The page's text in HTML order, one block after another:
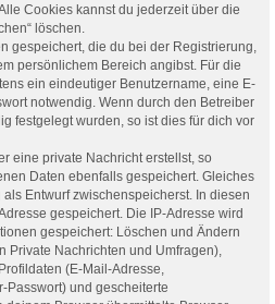
Cookies kannst du jederzeit über die
löschen.
gespeichert, die du bei der Registrierung,
persönlichem Bereich angibst. Für die
ein eindeutiger Benutzername, eine E-
notwendig. Wenn durch den Betreiber
festgelegt wurden, so ist dies für dich vor
eine private Nachricht erstellst, so
Daten ebenfalls gespeichert. Gleiches
Entwurf zwischenspeicherst. In diesen
gespeichert. Die IP-Adresse wird
gespeichert: Löschen und Ändern
Private Nachrichten und Umfragen),
(E-Mail-Adresse,
Passwort) und gescheiterte